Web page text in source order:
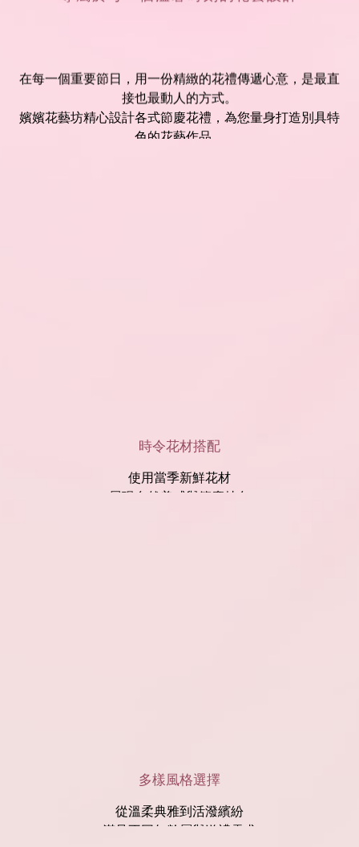
在每一個重要節日，用一份精緻的花禮傳遞心意，是最直
接也最動人的方式。
嬪嬪花藝坊精心設計各式節慶花禮，為您量身打造別具特
色的花藝作品。
時令花材搭配
使用當季新鮮花材
展現自然美感與節慶特色
多樣風格選擇
從溫柔典雅到活潑繽紛
滿足不同年齡層與送禮需求